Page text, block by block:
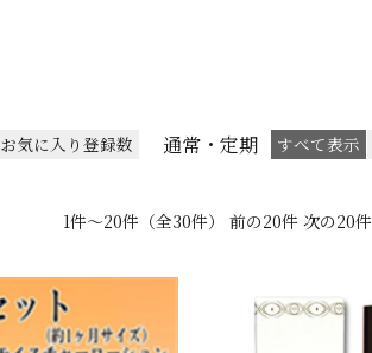
お気に入り登録数 通常・定期 すべて表示
1件～20件（全30件） 前の20件 次の20件